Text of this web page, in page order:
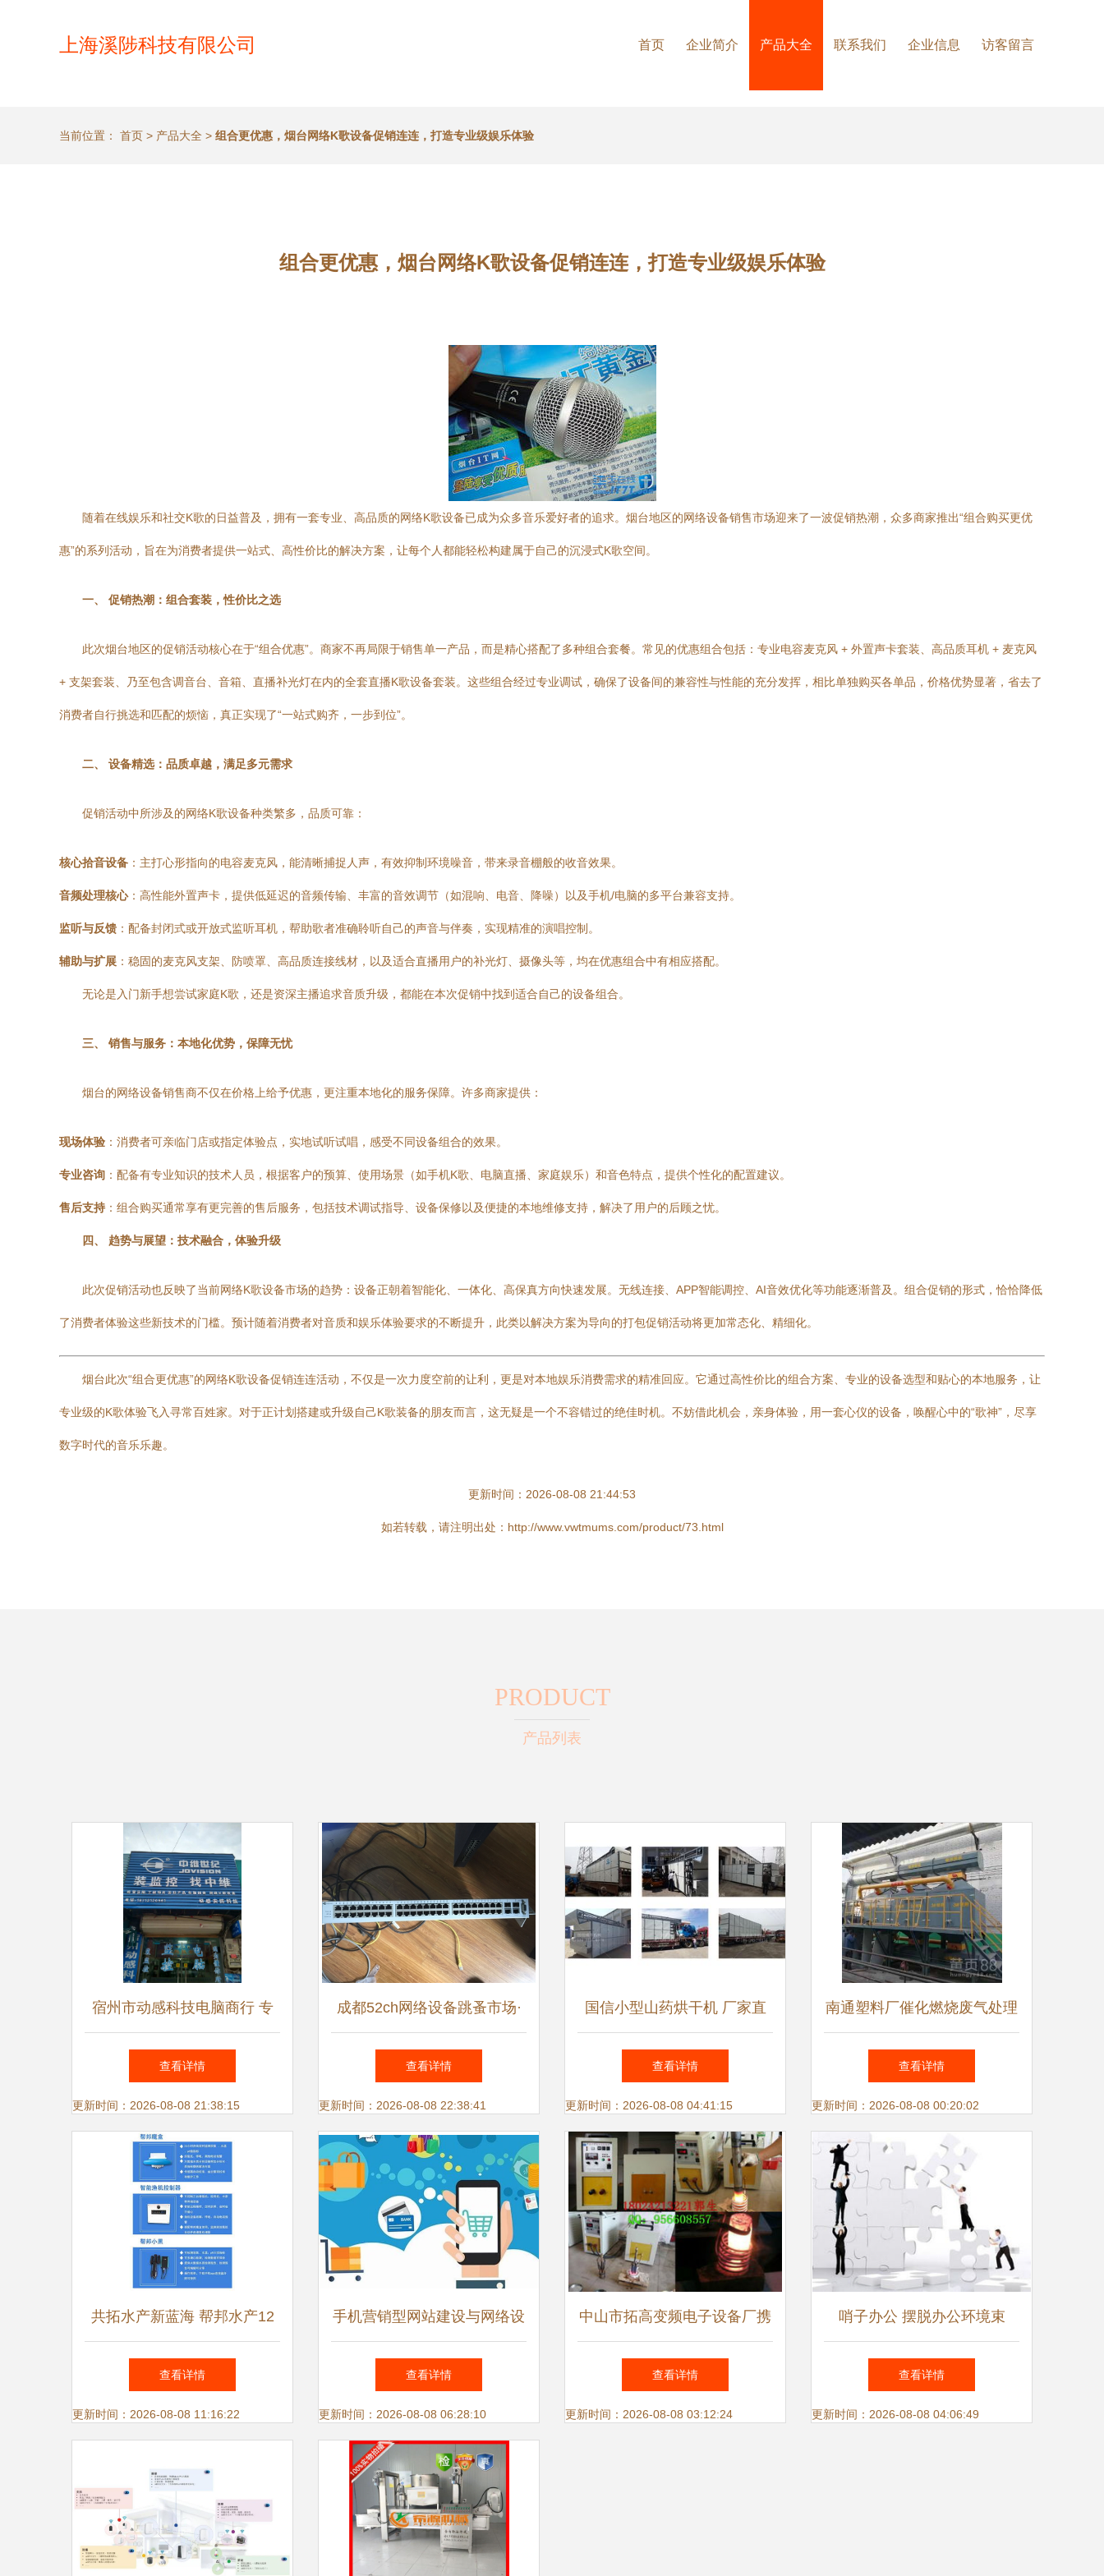
上海溪陟科技有限公司 首页 企业简介 产品大全 联系我们 企业信息 访客留言
当前位置： 首页 > 产品大全 > 组合更优惠，烟台网络K歌设备促销连连，打造专业级娱乐体验
组合更优惠，烟台网络K歌设备促销连连，打造专业级娱乐体验
随着在线娱乐和社交K歌的日益普及，拥有一套专业、高品质的网络K歌设备已成为众多音乐爱好者的追求。烟台地区的网络设备销售市场迎来了一波促销热潮，众多商家推出“组合购买更优
惠”的系列活动，旨在为消费者提供一站式、高性价比的解决方案，让每个人都能轻松构建属于自己的沉浸式K歌空间。
一、 促销热潮：组合套装，性价比之选
此次烟台地区的促销活动核心在于“组合优惠”。商家不再局限于销售单一产品，而是精心搭配了多种组合套餐。常见的优惠组合包括：专业电容麦克风 + 外置声卡套装、高品质耳机 + 麦克风
+ 支架套装、乃至包含调音台、音箱、直播补光灯在内的全套直播K歌设备套装。这些组合经过专业调试，确保了设备间的兼容性与性能的充分发挥，相比单独购买各单品，价格优势显著，省去了
消费者自行挑选和匹配的烦恼，真正实现了“一站式购齐，一步到位”。
二、 设备精选：品质卓越，满足多元需求
促销活动中所涉及的网络K歌设备种类繁多，品质可靠：
核心拾音设备 ：主打心形指向的电容麦克风，能清晰捕捉人声，有效抑制环境噪音，带来录音棚般的收音效果。
音频处理核心：高性能外置声卡，提供低延迟的音频传输、丰富的音效调节（如混响、电音、降噪）以及手机/电脑的多平台兼容支持。
监听与反馈 ：配备封闭式或开放式监听耳机，帮助歌者准确聆听自己的声音与伴奏，实现精准的演唱控制。
辅助与扩展 ：稳固的麦克风支架、防喷罩、高品质连接线材，以及适合直播用户的补光灯、摄像头等，均在优惠组合中有相应搭配。
无论是入门新手想尝试家庭K歌，还是资深主播追求音质升级，都能在本次促销中找到适合自己的设备组合。
三、 销售与服务：本地化优势，保障无忧
烟台的网络设备销售商不仅在价格上给予优惠，更注重本地化的服务保障。许多商家提供：
现场体验 ：消费者可亲临门店或指定体验点，实地试听试唱，感受不同设备组合的效果。
专业咨询 ：配备有专业知识的技术人员，根据客户的预算、使用场景（如手机K歌、电脑直播、家庭娱乐）和音色特点，提供个性化的配置建议。
售后支持 ：组合购买通常享有更完善的售后服务，包括技术调试指导、设备保修以及便捷的本地维修支持，解决了用户的后顾之忧。
四、 趋势与展望：技术融合，体验升级
此次促销活动也反映了当前网络K歌设备市场的趋势：设备正朝着智能化、一体化、高保真方向快速发展。无线连接、APP智能调控、AI音效优化等功能逐渐普及。组合促销的形式，恰恰降低
了消费者体验这些新技术的门槛。预计随着消费者对音质和娱乐体验要求的不断提升，此类以解决方案为导向的打包促销活动将更加常态化、精细化。
烟台此次“组合更优惠”的网络K歌设备促销连连活动，不仅是一次力度空前的让利，更是对本地娱乐消费需求的精准回应。它通过高性价比的组合方案、专业的设备选型和贴心的本地服务，让
专业级的K歌体验飞入寻常百姓家。对于正计划搭建或升级自己K歌装备的朋友而言，这无疑是一个不容错过的绝佳时机。不妨借此机会，亲身体验，用一套心仪的设备，唤醒心中的“歌神”，尽享
数字时代的音乐乐趣。
更新时间：2026-08-08 21:44:53
如若转载，请注明出处：http://www.vwtmums.com/product/73.html
PRODUCT
产品列表
宿州市动感科技电脑商行 专
注网络设备销售，品质与服务
的双重保障
查看详情
更新时间：2026-08-08 21:38:15
成都52ch网络设备跳蚤市场·
第七拨清仓 服务器/路由器/大
屏电视等低价出
查看详情
更新时间：2026-08-08 22:38:41
国信小型山药烘干机 厂家直
销，性价比之选，分布式应用
网络助力智慧农业设备销售
查看详情
更新时间：2026-08-08 04:41:15
南通塑料厂催化燃烧废气处理
设备 报价透明、上门安装、
终身售后——您的环保首选方
查看详情
更新时间：2026-08-08 00:20:02
共拓水产新蓝海 帮邦水产12
月安徽湖北物联网设备经销商
见面会侧记
查看详情
更新时间：2026-08-08 11:16:22
手机营销型网站建设与网络设
备销售的关键要点
查看详情
更新时间：2026-08-08 06:28:10
中山市拓高变频电子设备厂携
手阿土伯网 开启网络设备热
卖促销盛宴
查看详情
更新时间：2026-08-08 03:12:24
哨子办公 摆脱办公环境束
缚，让互联网销售工作更有效
益
查看详情
更新时间：2026-08-08 04:06:49